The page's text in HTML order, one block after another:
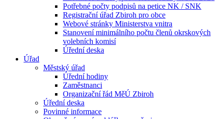
Potřebné počty podpisů na petice NK / SNK
Registrační úřad Zbiroh pro obce
Webové stránky Ministerstva vnitra
Stanovení minimálního počtu členů okrskových
volebních komisí
Úřední deska
Úřad
Městský úřad
Úřední hodiny
Zaměstnanci
Organizační řád MěÚ Zbiroh
Úřední deska
Povinné informace